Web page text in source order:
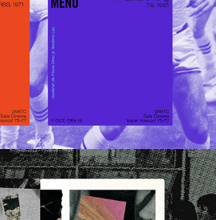
MENU | POSTER